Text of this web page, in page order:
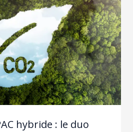
hybride : le duo